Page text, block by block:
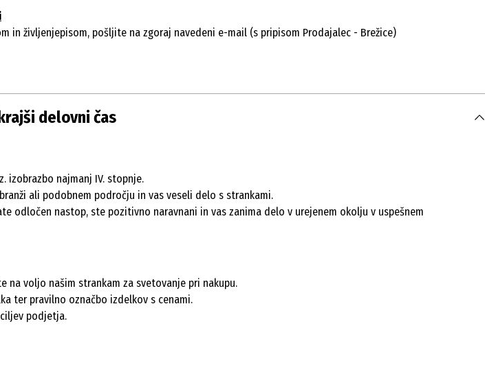
in življenjepisom, pošljite na zgoraj navedeni e-mail (s pripisom Prodajalec - Brežice)
krajši delovni čas
izobrazbo najmanj IV. stopnje.
ali podobnem področju in vas veseli delo s strankami.
odločen nastop, ste pozitivno naravnani in vas zanima delo v urejenem okolju v uspešnem
na voljo našim strankam za svetovanje pri nakupu.
ter pravilno označbo izdelkov s cenami.
podjetja.